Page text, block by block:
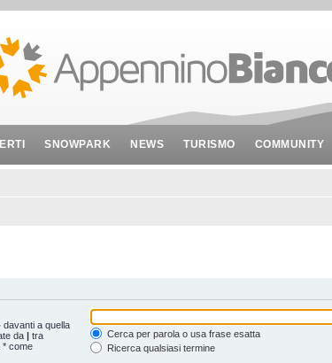
SNOWPARK NEWS TURISMO COMMUNITY
davanti a quella
da | tra
* come
Cerca per parola o usa frase esatta
Ricerca qualsiasi termine